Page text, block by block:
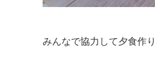
みんなで協力して夕食作り